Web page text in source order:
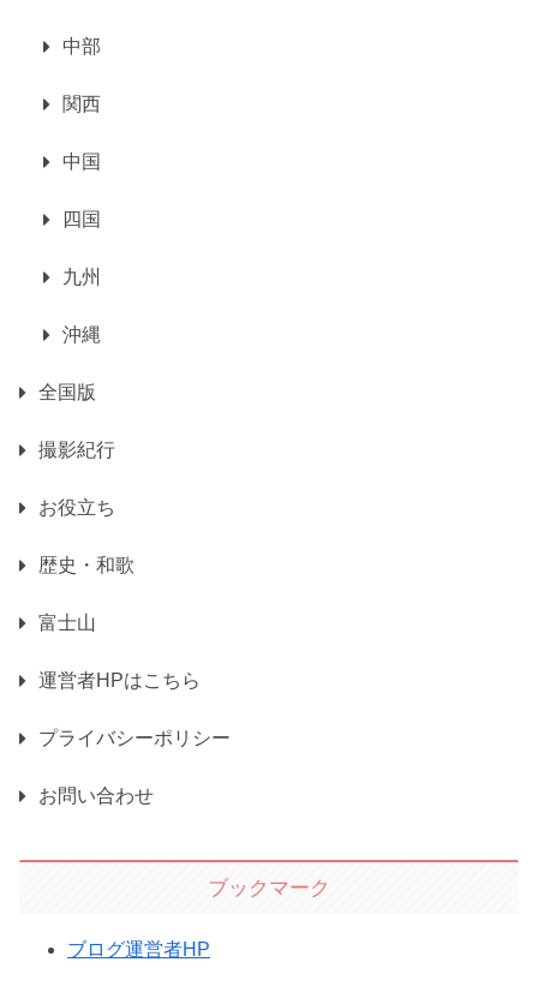
中部
関西
中国
四国
九州
沖縄
全国版
撮影紀行
お役立ち
歴史・和歌
富士山
運営者HPはこちら
プライバシーポリシー
お問い合わせ
ブックマーク
ブログ運営者HP